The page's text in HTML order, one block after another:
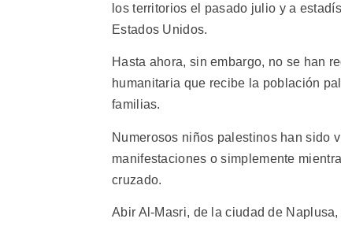
los territorios el pasado julio y a
Estados Unidos.
Hasta ahora, sin embargo, no se han
humanitaria que recibe la población
familias.
Numerosos niños palestinos han sido
manifestaciones o simplemente
cruzado.
Abir Al-Masri, de la ciudad de